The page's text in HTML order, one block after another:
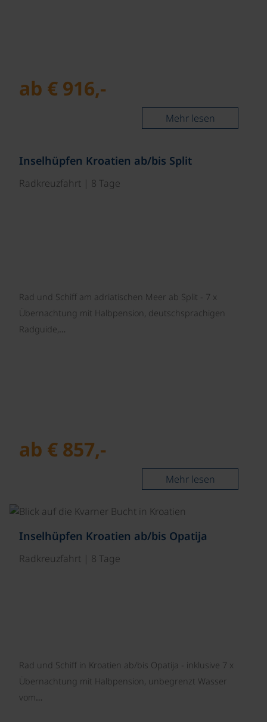
ab € 916,-
Mehr lesen
Inselhüpfen Kroatien ab/bis Split
Radkreuzfahrt | 8 Tage
Rad und Schiff am adriatischen Meer ab Split - 7 x
Übernachtung mit Halbpension, deutschsprachigen
Radguide,…
ab € 857,-
Mehr lesen
Inselhüpfen Kroatien ab/bis Opatija
Radkreuzfahrt | 8 Tage
Rad und Schiff in Kroatien ab/bis Opatija - inklusive 7 x
Übernachtung mit Halbpension, unbegrenzt Wasser
vom…